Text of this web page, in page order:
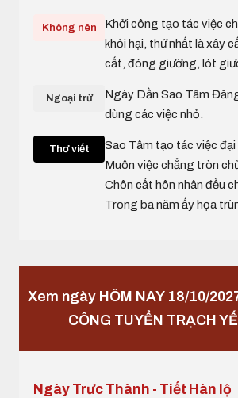
Không nên
Khởi công tạo tác việc
khỏi hại, thứ nhất là xây
cất, đóng giường, lót
Ngoại trừ
Ngày Dần Sao Tâm
dùng các việc nhỏ.
Thơ viết
Sao Tâm tạo tác việc đại
Muôn việc chẳng tròn
Chôn cất hôn nhân đều
Trong ba năm ấy họa
Xem ngày HÔM NAY 18/10/
CÔNG TUYỂN TRẠCH
Ngày Trưc Thành - Tiết Hàn lộ